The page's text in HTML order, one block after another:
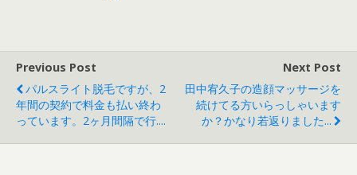
Previous Post
パルスライト脱毛ですが、2
年間の契約で料金も払い終わ
っています。2ヶ月間隔で行....
Next Post
田中宥久子の造顔マッサージを
続けてる方いらっしゃいます
か？かなり若返りました...